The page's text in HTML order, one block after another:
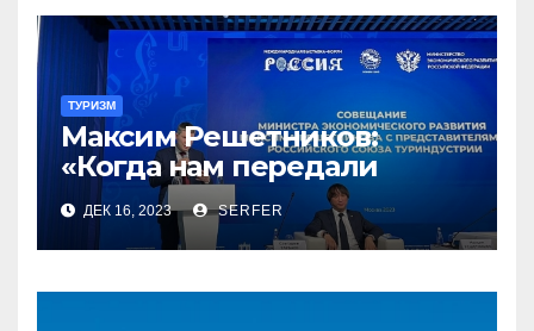
ТУРИЗМ
Максим Решетников:
«Когда нам передали
туризм, для нас это был
сюрприз, но он оказался
приятным»
ДЕК 16, 2023 SERFER